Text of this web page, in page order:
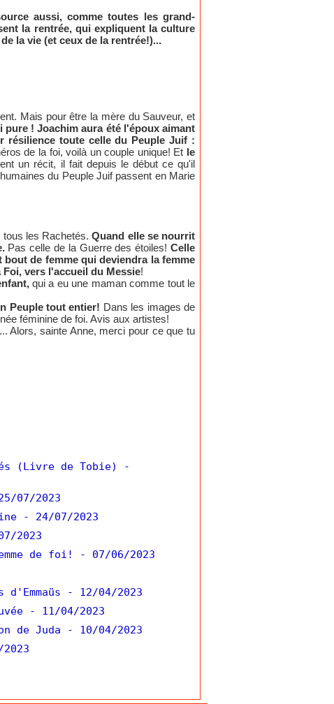
aussi, comme toutes les grand-
la rentrée, qui expliquent la culture
la vie (et ceux de la rentrée!)...
Mais pour être la mère du Sauveur, et
! Joachim aura été l'époux aimant
résilience toute celle du Peuple Juif :
de la foi, voilà un couple unique! Et le
un récit, il fait depuis le début ce qu'il
du Peuple Juif passent en Marie
tous les Rachetés.Quand elle se nourrit
Pas celle de la Guerre des étoiles!Celle
de femme qui deviendra la femme
vers l'accueil du Messie!
qui a eu une maman comme tout le
Peuple tout entier! Dans les images de
féminine de foi. Avis aux artistes!
Alors, sainte Anne, merci pour ce que tu
(Livre de Tobie)
-
07/2023
- 24/07/2023
2023
de foi!
- 07/06/2023
- 12/04/2023
- 11/04/2023
de Juda
- 10/04/2023